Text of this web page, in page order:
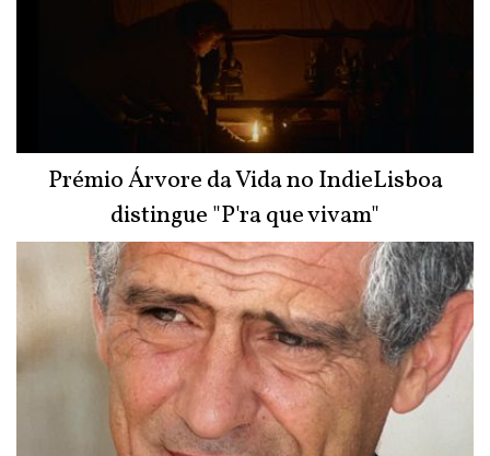
Prémio Árvore da Vida no IndieLisboa
distingue "P'ra que vivam"